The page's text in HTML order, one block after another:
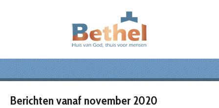
Berichten vanaf november 2020